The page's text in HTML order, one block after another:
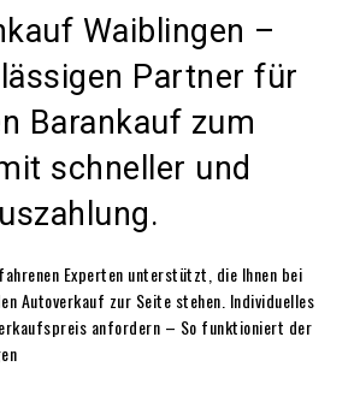
Waiblingen –
Partner für
Barankauf zum
schneller und
Experten unterstützt, die Ihnen bei
Autoverkauf zur Seite stehen. Individuelles
anfordern – So funktioniert der